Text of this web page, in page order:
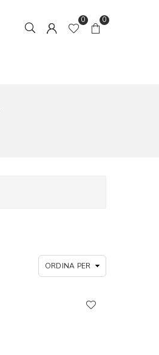
0 0